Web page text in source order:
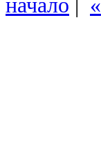
начало | «